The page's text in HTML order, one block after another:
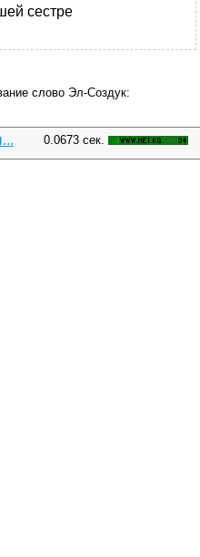
сестре
слово Эл-Создук:
0.0673 сек.